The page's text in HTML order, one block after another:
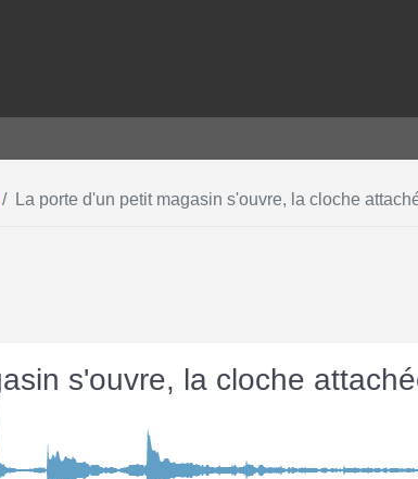
La porte d'un petit magasin s'ouvre, la cloche
s'ouvre, la cloche